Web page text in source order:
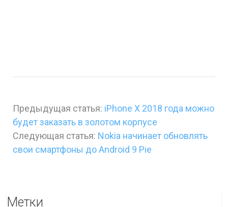
Предыдущая статья: iPhone X 2018 года можно
будет заказать в золотом корпусе
Следующая статья: Nokia начинает обновлять
свои смартфоны до Android 9 Pie
Метки